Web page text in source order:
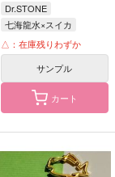
Dr.STONE
七海龍水×スイカ
七海龍水
スイカ
△：在庫残りわずか
サンプル
カート